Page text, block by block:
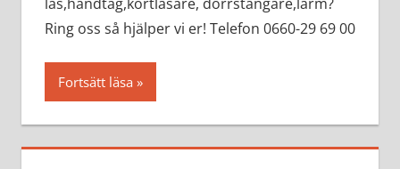
Ring oss så hjälper vi er! Telefon 0660-29 69 00
Fortsätt läsa